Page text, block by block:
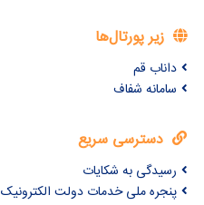
زیر پورتال‌ها
داناب قم
سامانه شفاف
دسترسی سریع
رسیدگی به شکایات
پنجره ملی خدمات دولت الکترونیک